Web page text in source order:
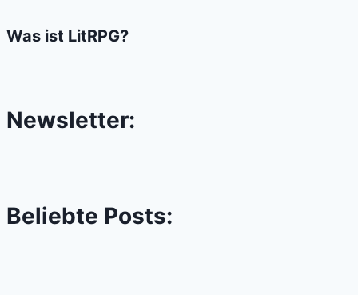
Was ist LitRPG?
Newsletter:
Beliebte Posts: